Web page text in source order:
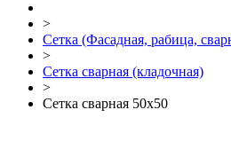
>
Сетка (Фасадная, рабица,
>
Сетка сварная (кладочная)
>
Сетка сварная 50х50